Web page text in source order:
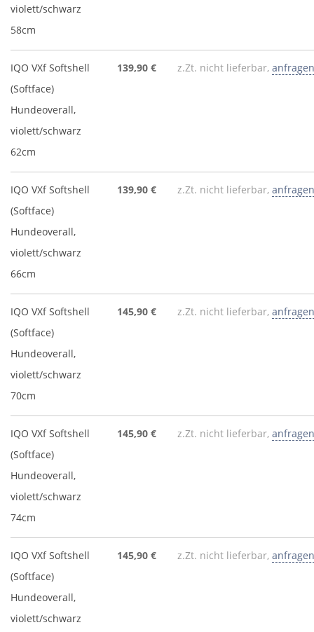
violett/schwarz
58cm
IQO VXf Softshell
(Softface)
Hundeoverall,
violett/schwarz
62cm
139,90 € z.Zt. nicht lieferbar, anfragen
IQO VXf Softshell
(Softface)
Hundeoverall,
violett/schwarz
66cm
139,90 € z.Zt. nicht lieferbar, anfragen
IQO VXf Softshell
(Softface)
Hundeoverall,
violett/schwarz
70cm
145,90 € z.Zt. nicht lieferbar, anfragen
IQO VXf Softshell
(Softface)
Hundeoverall,
violett/schwarz
74cm
145,90 € z.Zt. nicht lieferbar, anfragen
IQO VXf Softshell
(Softface)
Hundeoverall,
violett/schwarz
145,90 € z.Zt. nicht lieferbar, anfragen